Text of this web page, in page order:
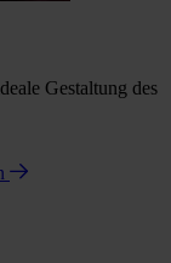
Gestaltung des